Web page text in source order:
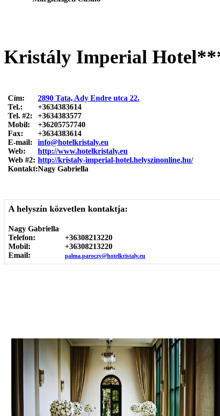
Kristály Imperial
Cím:
2890 Tata, Ady Endre utca 22.
Tel.:
+3634383614
Tel. #2:
+3634383577
Mobil:
+36205757740
Fax:
+3634383614
E-mail:
info@hotelkristaly.eu
Web:
http://www.hotelkristaly.eu
Web #2: http://kristaly-imperial-hotel.helyszinonline.hu/
Kontakt:Nagy Gabriella
A helyszín közvetlen kontaktja:
Nagy Gabriella
Telefon:
+36308213220
Mobil:
+36308213220
Email:
palma.paroczy@hotelkristaly.eu